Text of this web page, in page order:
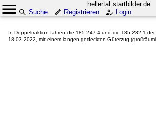
hellertal.startbilder.de
Suche
Registrieren Login
In Doppeltraktion fahren die 185 247-4 und die 185 282-1 der
18.03.2022, mit einem langen gedeckten Güterzug